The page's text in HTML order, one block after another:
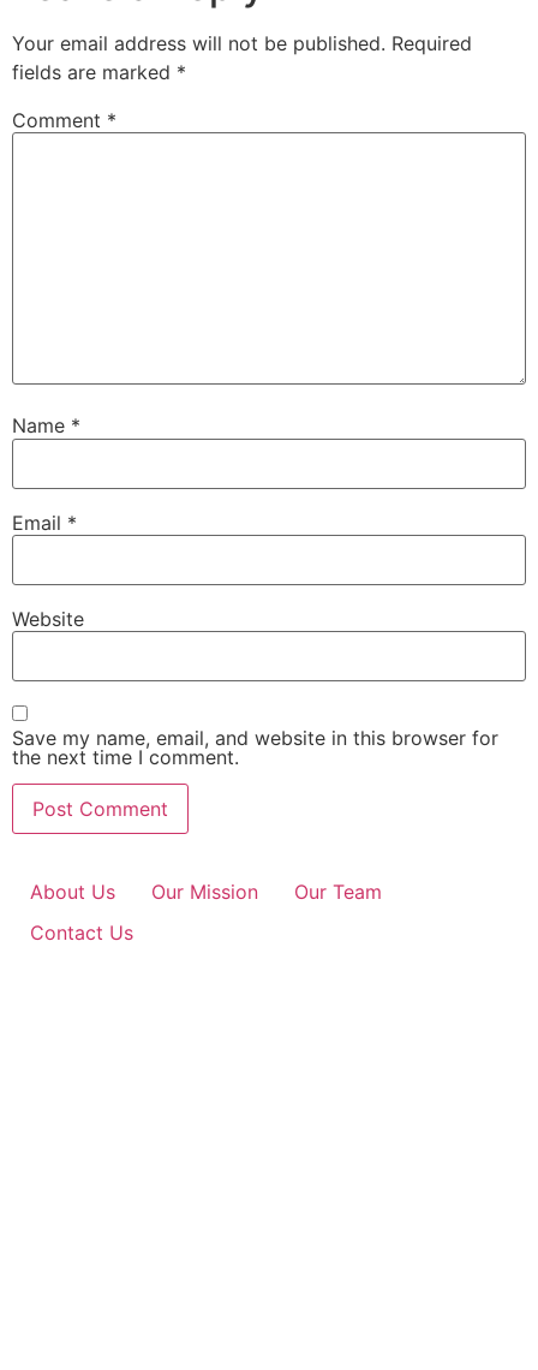
Your email address will not be published. Required
fields are marked *
Comment *
Name *
Email *
Website
Save my name, email, and website in this browser for
the next time I comment.
About Us Our Mission
Our Team
Contact Us